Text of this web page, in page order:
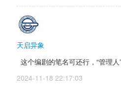
天启异象
这个编剧的笔名可还行，“管理人”
2024-11-18 22:17:03